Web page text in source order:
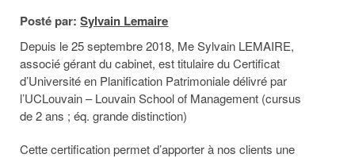
Posté par: Sylvain Lemaire
Depuis le 25 septembre 2018, Me Sylvain LEMAIRE,
associé gérant du cabinet, est titulaire du Certificat
d’Université en Planification Patrimoniale délivré par
l’UCLouvain – Louvain School of Management (cursus
de 2 ans ; éq. grande distinction)
Cette certification permet d’apporter à nos clients une